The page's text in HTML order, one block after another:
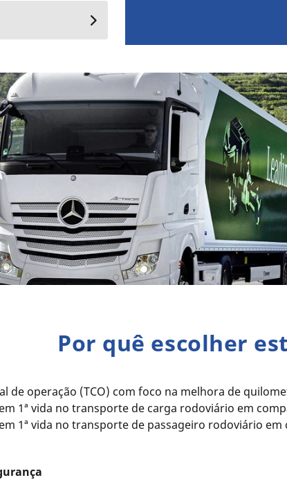
Por quê escolher
de operação (TCO) com foco na melhora de
1ª vida no transporte de carga rodoviário em
1ª vida no transporte de passageiro rodoviário